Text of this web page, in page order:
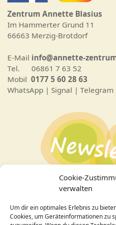
Cookie-
verwalten
Um dir ein optimales Erlebnis zu
Cookies, um Geräteinformationen zu
Zentrum Annette Blasius
Im Hammerter Grund 11
66663 Merzig-Brotdorf
E-Mail info@annette-
Tel. 06861 7 63 52
Mobil 0177 5 60 28 63
WhatsApp | Signal | Telegram
Bei Interesse an den